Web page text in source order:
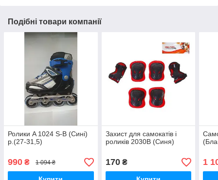
Подібні товари компанії
Ролики A 1024 S-B (Сині)
р.(27-31,5)
990 ₴ 1 094 ₴
Захист для самокатів і
роликів 2030B (Синя)
170₴ 1